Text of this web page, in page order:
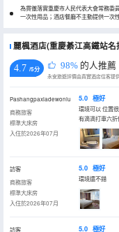
為貫徹落實重慶市人民代表大會常務委
一次性用品；酒店餐廳不主動提供一次
麗楓酒店(重慶綦江高鐵站
4.7 /5分 98% 的人推薦
Pashangpaxiadewoniu
商務旅客
標準大床房
入住於2026年07月
5.0 極好
環境可以 位置
有滴滴打車六折
訪客
商務旅客
標準大床房
入住於2026年07月
5.0 極好
環境還不錯
訪客 5.0 極好